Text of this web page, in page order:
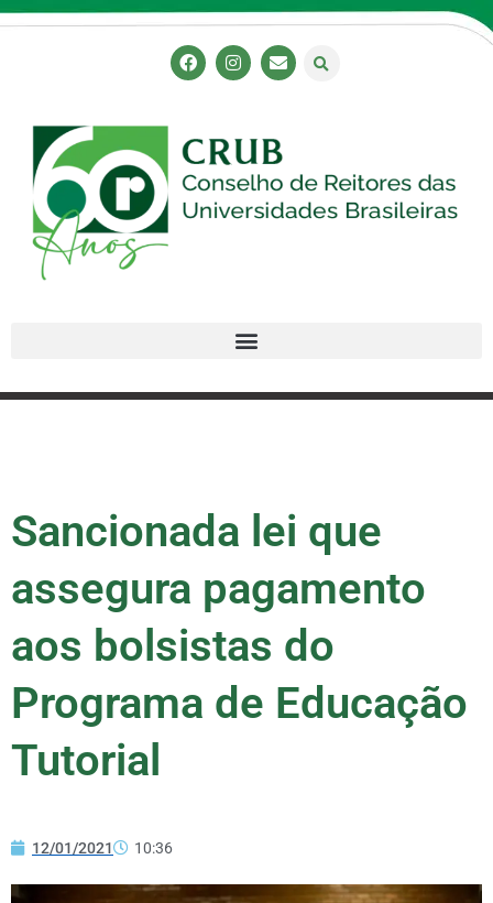
Sancionada lei que
assegura pagamento
aos bolsistas do
Programa de Educação
Tutorial
12/01/2021 10:36